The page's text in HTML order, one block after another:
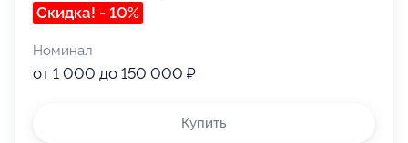
Скидка! - 10%
Номинал
от 1 000 до 150 000 ₽
Купить